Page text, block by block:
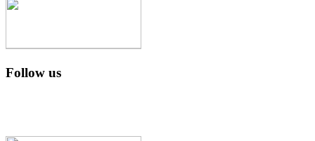
Follow us